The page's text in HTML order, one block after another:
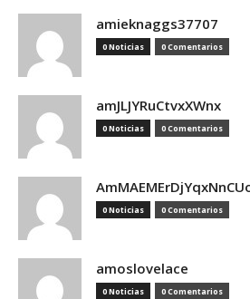
amieknaggs37707
0 Noticias 0 Comentarios
amJLJYRuCtvxXWnx
0 Noticias 0 Comentarios
0 Noticias 0 Comentarios
amoslovelace
0 Noticias 0 Comentarios